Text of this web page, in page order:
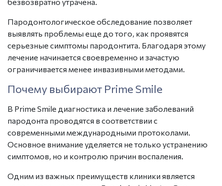
Пародонтологическое обследование позволяет
выявлять проблемы еще до того, как проявятся
серьезные симптомы пародонтита. Благодаря этому
лечение начинается своевременно и зачастую
ограничивается менее инвазивными методами.
Почему выбирают Prime Smile
В Prime Smile диагностика и лечение заболеваний
пародонта проводятся в соответствии с
современными международными протоколами.
Основное внимание уделяется не только устранению
симптомов, но и контролю причин воспаления.
Одним из важных преимуществ клиники является